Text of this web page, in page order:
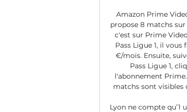
Amazon Prime
propose 8 matchs
c'est sur Prime
Pass Ligue 1, il
€/mois. Ensuite,
Pass Ligue 1,
l'abonnement
matchs sont
Lyon ne compte qu’1